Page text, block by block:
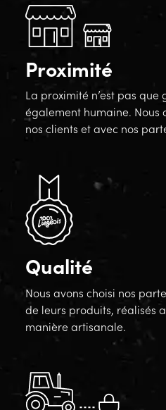
Proximité
La proximité n’est pas
également humaine. Nous
nos clients et avec nos
Qualité
Nous avons choisi nos
de leurs produits, réalisés
manière artisanale.